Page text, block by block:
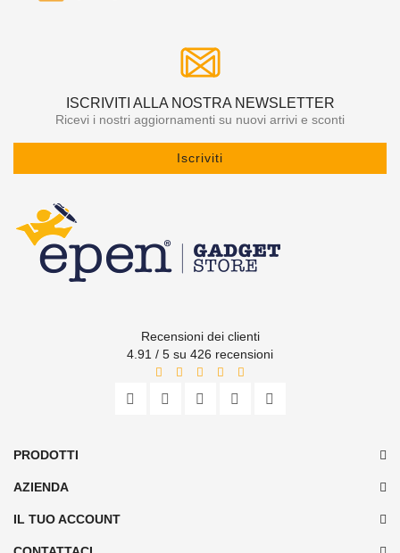
ISCRIVITI ALLA NOSTRA NEWSLETTER
Ricevi i nostri aggiornamenti su nuovi arrivi e sconti
Iscriviti
Recensioni dei clienti
4.91 / 5 su 426 recensioni
PRODOTTI
AZIENDA
IL TUO ACCOUNT